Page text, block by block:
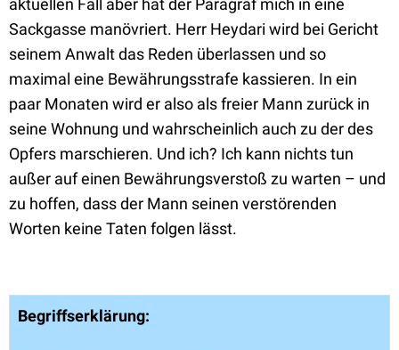
aktuellen Fall aber hat der Paragraf mich in eine
Sackgasse manövriert. Herr Heydari wird bei Gericht
seinem Anwalt das Reden überlassen und so
maximal eine Bewährungsstrafe kassieren. In ein
paar Monaten wird er also als freier Mann zurück in
seine Wohnung und wahrscheinlich auch zu der des
Opfers marschieren. Und ich? Ich kann nichts tun
außer auf einen Bewährungsverstoß zu warten – und
zu hoffen, dass der Mann seinen verstörenden
Worten keine Taten folgen lässt.
Begriffserklärung: